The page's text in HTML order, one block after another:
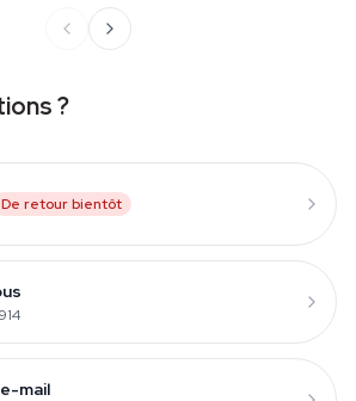
?
De retour bientôt
mail